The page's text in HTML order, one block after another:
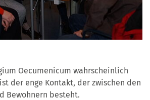
Oecumenicum wahrscheinlich
der enge Kontakt, der zwischen den
Bewohnern besteht.